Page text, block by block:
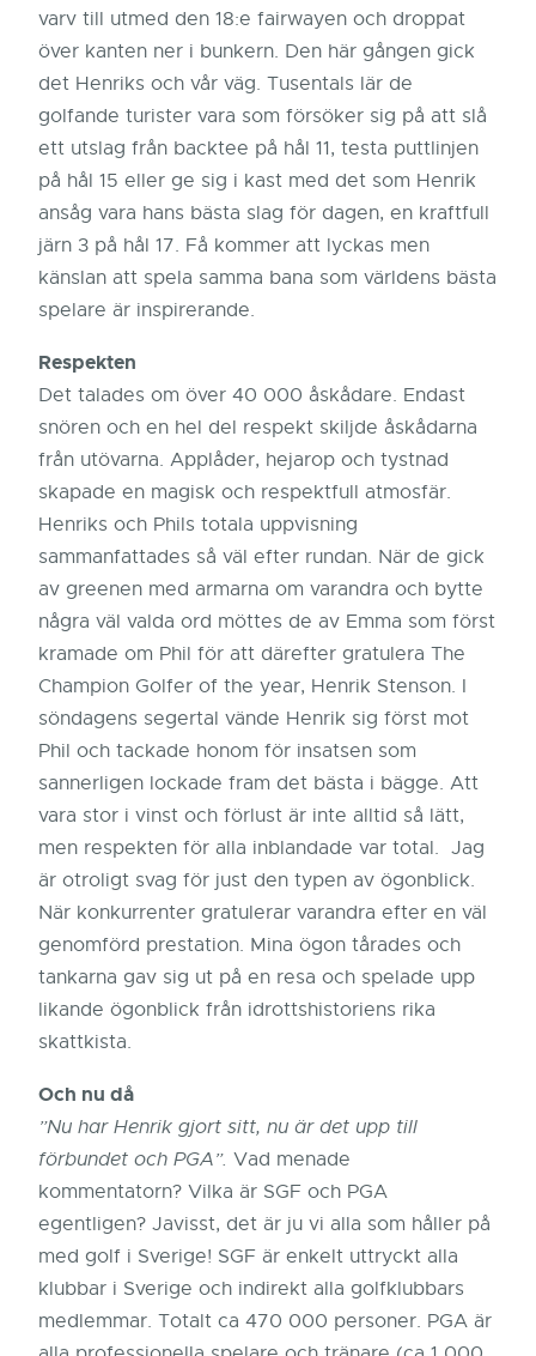
varv till utmed den 18:e fairwayen och droppat
över kanten ner i bunkern. Den här gången gick
det Henriks och vår väg. Tusentals lär de
golfande turister vara som försöker sig på att slå
ett utslag från backtee på hål 11, testa puttlinjen
på hål 15 eller ge sig i kast med det som Henrik
ansåg vara hans bästa slag för dagen, en kraftfull
järn 3 på hål 17. Få kommer att lyckas men
känslan att spela samma bana som världens bästa
spelare är inspirerande.
Respekten
Det talades om över 40 000 åskådare. Endast
snören och en hel del respekt skiljde åskådarna
från utövarna. Applåder, hejarop och tystnad
skapade en magisk och respektfull atmosfär.
Henriks och Phils totala uppvisning
sammanfattades så väl efter rundan. När de gick
av greenen med armarna om varandra och bytte
några väl valda ord möttes de av Emma som först
kramade om Phil för att därefter gratulera The
Champion Golfer of the year, Henrik Stenson. I
söndagens segertal vände Henrik sig först mot
Phil och tackade honom för insatsen som
sannerligen lockade fram det bästa i bägge. Att
vara stor i vinst och förlust är inte alltid så lätt,
men respekten för alla inblandade var total. Jag
är otroligt svag för just den typen av ögonblick.
När konkurrenter gratulerar varandra efter en väl
genomförd prestation. Mina ögon tårades och
tankarna gav sig ut på en resa och spelade upp
likande ögonblick från idrottshistoriens rika
skattkista.
Och nu då
”Nu har Henrik gjort sitt, nu är det upp till
förbundet och PGA”. Vad menade
kommentatorn? Vilka är SGF och PGA
egentligen? Javisst, det är ju vi alla som håller på
med golf i Sverige! SGF är enkelt uttryckt alla
klubbar i Sverige och indirekt alla golfklubbars
medlemmar. Totalt ca 470 000 personer. PGA är